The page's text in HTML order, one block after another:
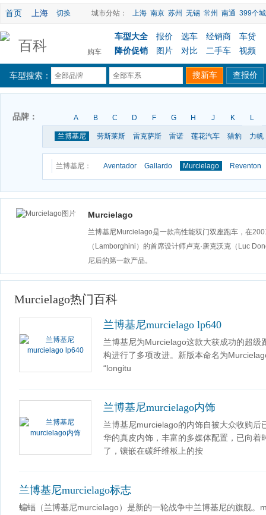
首页 上海 切换 城市分站： 上海 南京 苏州 无锡 常州 南通 399个
百科 购车
车型大全 报价 选车 经销商
车贷
降价促销
图片 对比 二手车 视频
车型搜索： 全部品牌 全部车系
品牌： A B C D F G H J K L
兰博基尼 劳斯莱斯 雷克萨斯 雷诺 莲花汽车 猎豹 力帆
兰博基尼： Aventador Gallardo Murcielago Reventon
Murcielago
兰博基尼Murcielago是一款高性能双门双座跑车，在
（Lamborghini）的首席设计师卢克·唐克沃克（Luc
尼后的第一款产品。
Murcielago热门百科
兰博基尼murcielago lp640
兰博基尼为Murcielago这款大获成功的超
构进行了多项改进。新版本命名为
“longitu
兰博基尼murcielago内饰
兰博基尼murcielago的内饰自被大众收购
华的真皮内饰，丰富的多媒体配置，已向
了，镶嵌在碳纤维板上的按
兰博基尼murcielago标志
蝙蝠（兰博基尼murcielago）是新的一轮战争中兰博基尼的旗舰。